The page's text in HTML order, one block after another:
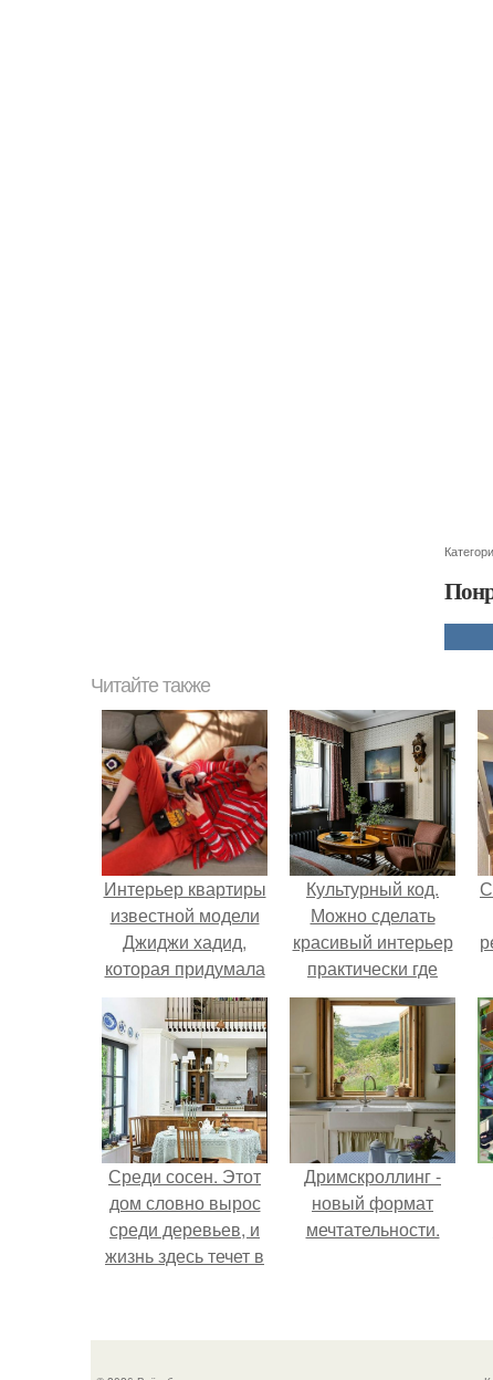
Читайте также
Интерьер квартиры
известной модели
Джиджи хадид,
которая придумала
всё сама.
Культурный код.
Можно сделать
красивый интерьер
практически где
угодно.
Среди сосен. Этот
дом словно вырос
среди деревьев, и
жизнь здесь течет в
спешки и лишнего
Дримскроллинг -
новый формат
мечтательности.